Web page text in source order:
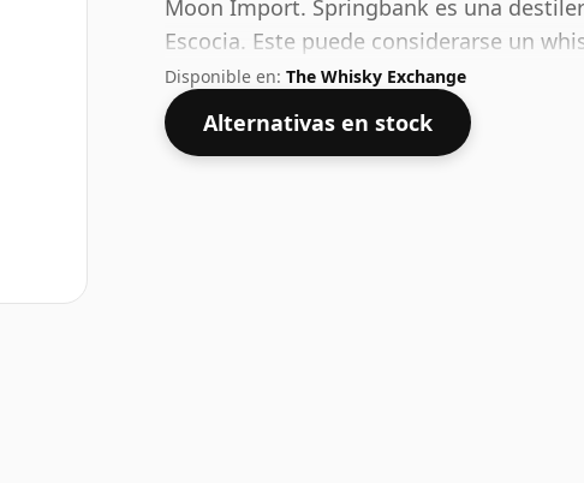
Moon Import. Springbank es una
Escocia. Este puede considerarse un
del 50%. Se presenta en el tamaño de
Disponible en: The Whisky Exchange
Alternativas en stock